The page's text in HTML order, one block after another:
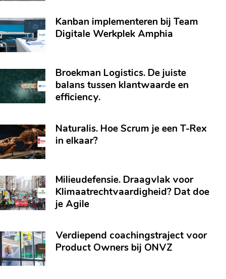
Kanban implementeren bij Team
Digitale Werkplek Amphia
Broekman Logistics. De juiste
balans tussen klantwaarde en
efficiency.
Naturalis. Hoe Scrum je een T-Rex
in elkaar?
Milieudefensie. Draagvlak voor
Klimaatrechtvaardigheid? Dat doe
je Agile
Verdiepend coachingstraject voor
Product Owners bij ONVZ